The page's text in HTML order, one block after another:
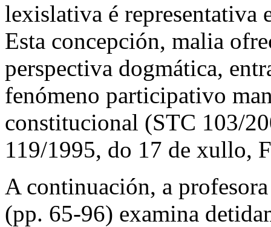
lexislativa é representativa
Esta concepción, malia
perspectiva dogmática,
fenómeno participativo
constitucional (STC 103/
119/1995, do 17 de xullo,
A continuación, a
(pp. 65-96) examina